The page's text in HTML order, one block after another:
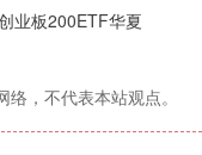
业板200ETF华夏
，不代表本站观点。